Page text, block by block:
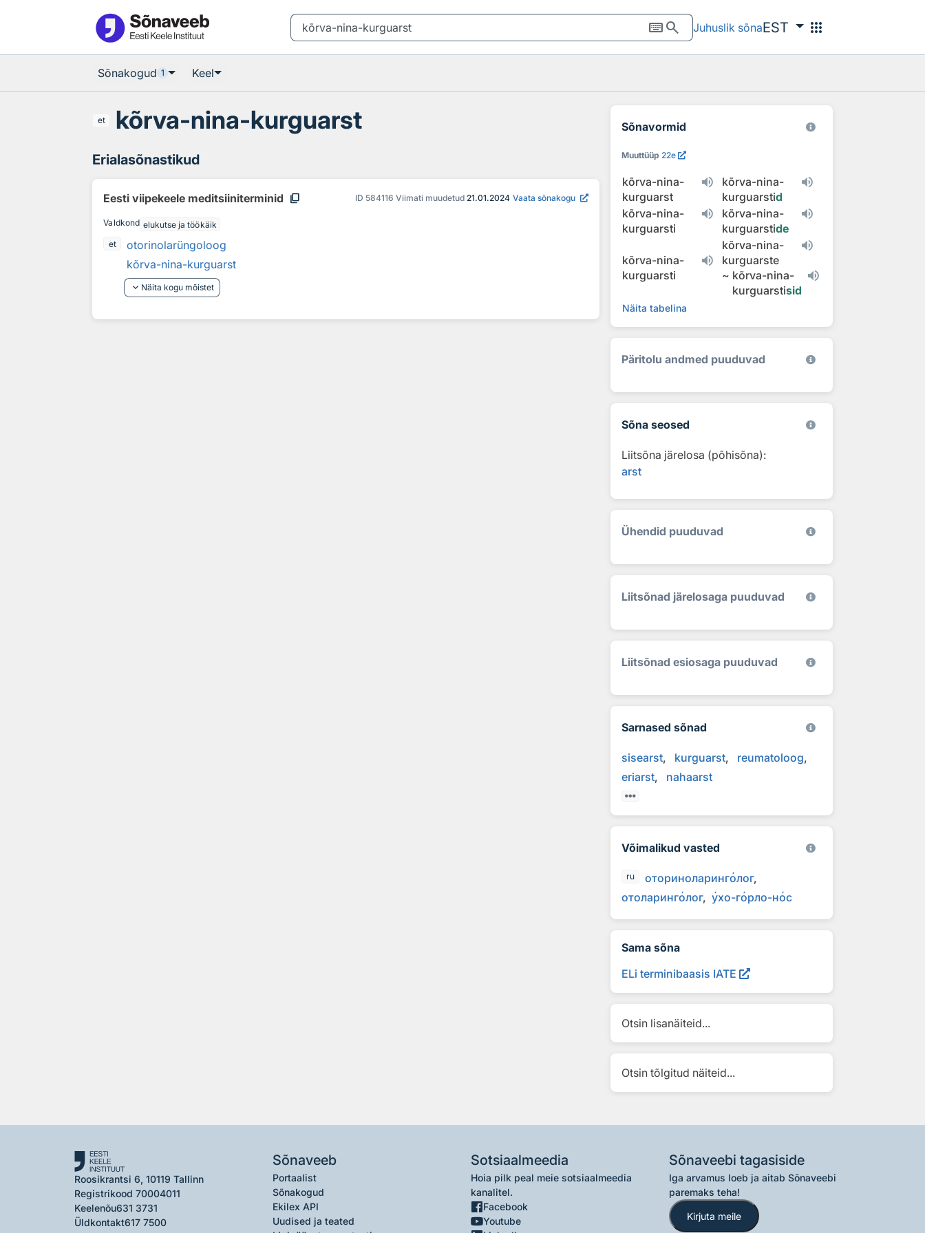
keyboardsearch Juhuslik sõnaEST apps
Sõnakogud 1 Keel
et kõrva-nina-kurguarst
Erialasõnastikud
Eesti viipekeele meditsiiniterminid content_copy ID 584116 Viimati muudetud 21.01.2024 Vaata sõnakogu
Valdkond elukutse ja töökäik
et
otorinolarüngoloog
kõrva-nina-kurguarst
keyboard_arrow_down Näita kogu mõistet
Sõnavormid
Muuttüüp 22e
kõrva-nina-
kurguarst
kõrva-nina-
kurguarstid
kõrva-nina-
kurguarsti
kõrva-nina-
kurguarstide
kõrva-nina-
kurguarsti
kõrva-nina-
kurguarste
~ kõrva-nina-
kurguarstisid
Näita tabelina
Päritolu andmed puuduvad
Sõna seosed
Liitsõna järelosa (põhisõna):
arst
Ühendid puuduvad
Liitsõnad järelosaga puuduvad
Liitsõnad esiosaga puuduvad
Sarnased sõnad
sisearst kurguarst
reumatoloog
eriarst
nahaarst
Võimalikud vasted
ru оториноларинголог
отоларинголог ухо-горло-нос
Sama sõna
ELi terminibaasis IATE
Otsin lisanäiteid...
Otsin tõlgitud näiteid...
Roosikrantsi 6, 10119 Tallinn
Registrikood 70004011
Keelenõu631 3731
Üldkontakt617 7500
Sõnaveeb
Portaalist
Sõnakogud
Ekilex API
Uudised ja teated
Sotsiaalmeedia
Hoia pilk peal meie sotsiaalmeedia
kanalitel.
Facebook
Youtube
Sõnaveebi tagasiside
Iga arvamus loeb ja aitab Sõnaveebi
paremaks teha!
Kirjuta meile